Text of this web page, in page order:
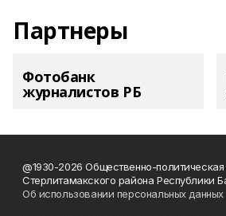
Партнеры
Фотобанк
журналистов РБ
@1930-2026 Общественно-политическая
Стерлитамакского района Республики
Об использовании персональных данных